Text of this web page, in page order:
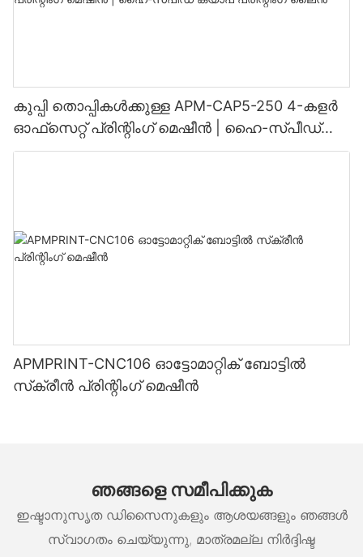
കുപ്പി തൊപ്പികൾക്കുള്ള APM-CAP5-250 4-കളർ
ഓഫ്‌സെറ്റ് പ്രിന്റിംഗ് മെഷീൻ | ഹൈ-സ്പീഡ്
ക്യാപ് പ്രിന്റിംഗ് ലൈൻ
APMPRINT-CNC106 ഓട്ടോമാറ്റിക് ബോട്ടിൽ
സ്‌ക്രീൻ പ്രിന്റിംഗ് മെഷീൻ
ഞങ്ങളെ സമീപിക്കുക
ഇഷ്ടാനുസൃത ഡിസൈനുകളും ആശയങ്ങളും ഞങ്ങൾ
സ്വാഗതം ചെയ്യുന്നു, മാത്രമല്ല നിർദ്ദിഷ്ട